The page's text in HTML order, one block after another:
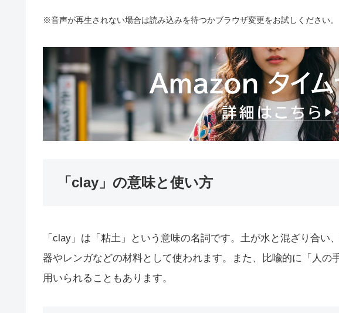
※音声が再生されない場合は読み込みを待つかブラウザ変更をお試しください。
「clay」の意味と使い方
「clay」は「粘土」という意味の名詞です。土が水と混ざり合い
器やレンガなどの材料として使われます。また、比喩的に「人の
用いられることもあります。